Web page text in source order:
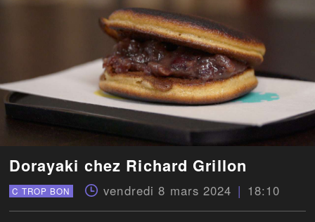
Dorayaki chez Richard Grillon
C TROP BON vendredi 8 mars 2024 18:10